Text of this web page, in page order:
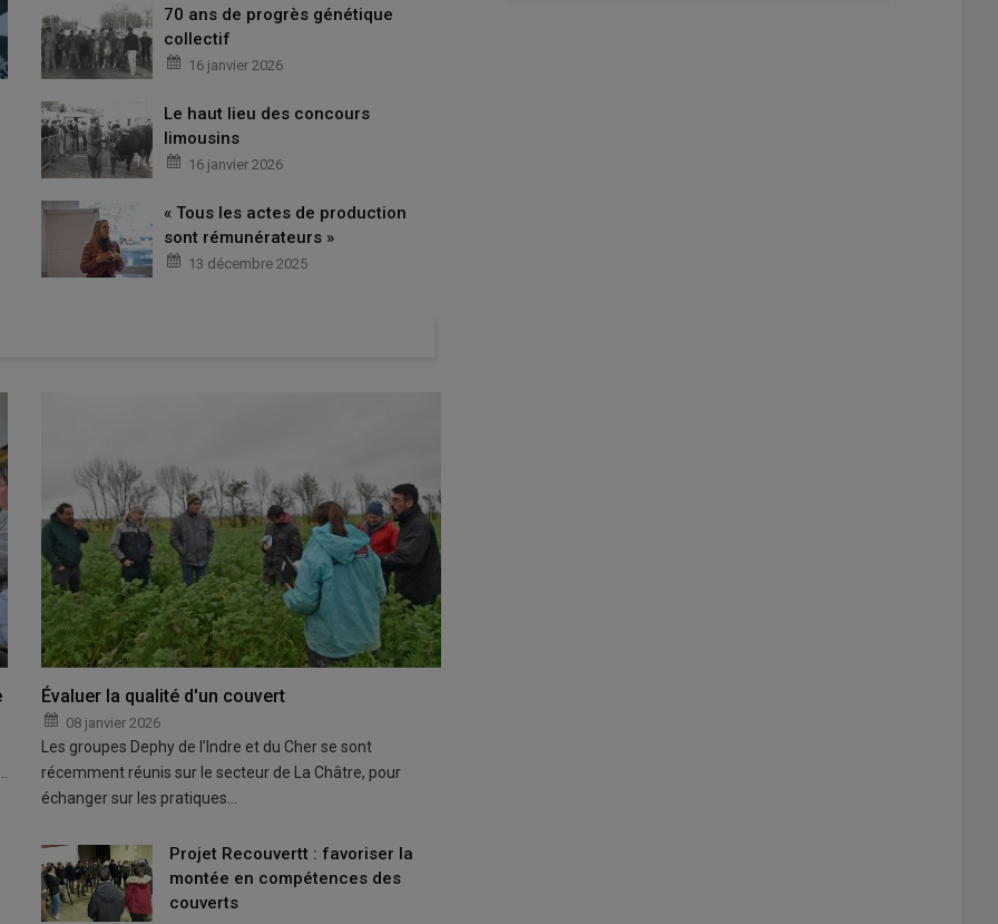
70 ans de progrès génétique
collectif
16 janvier 2026
Le haut lieu des concours
limousins
16 janvier 2026
« Tous les actes de production
sont rémunérateurs »
13 décembre 2025
Évaluer la qualité d'un couvert
08 janvier 2026
Les groupes Dephy de l’Indre et du Cher se sont
récemment réunis sur le secteur de La Châtre, pour
échanger sur les pratiques…
Projet Recouvertt : favoriser la
montée en compétences des
couverts